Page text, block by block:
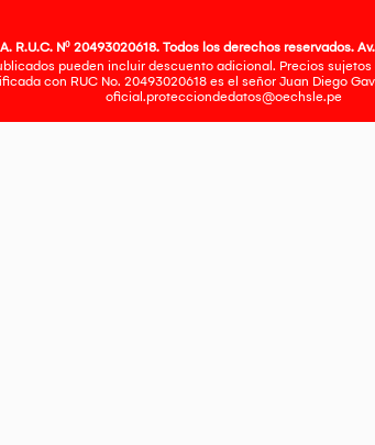
R.U.C. Nº 20493020618. Todos los derechos reservados.
pueden incluir descuento adicional. Precios
con RUC No. 20493020618 es el señor Juan Diego
oficial.protecciondedatos@oechsle.pe